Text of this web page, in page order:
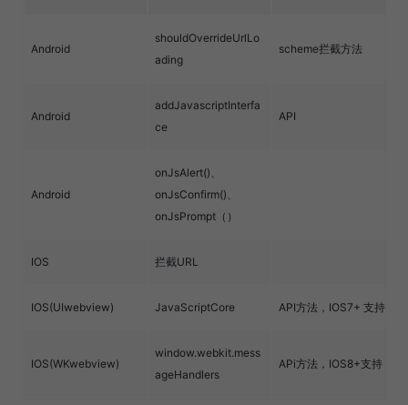
Android
shouldOverrideUrlLo
ading
scheme拦截方法
Android
addJavascriptInterfa
ce
API
Android
onJsAlert()、
onJsConfirm()、
onJsPrompt（）
IOS 拦截URL
IOS(UIwebview) JavaScriptCore API方法，IOS7+ 支持
IOS(WKwebview)
window.webkit.mess
ageHandlers
APi方法，IOS8+支持